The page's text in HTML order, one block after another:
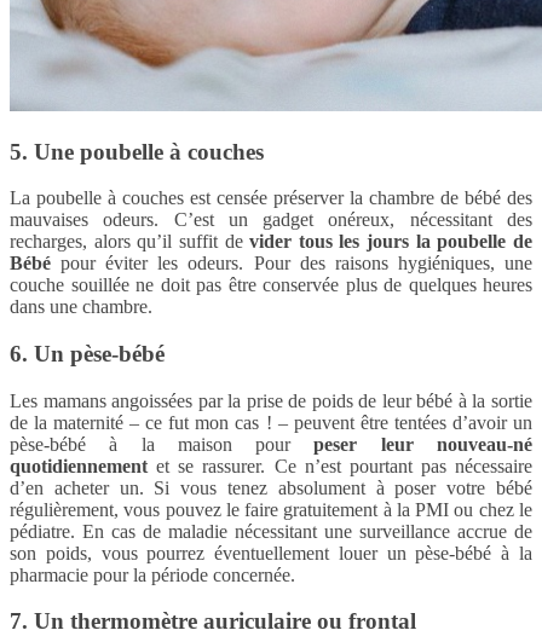
5. Une poubelle à couches
La poubelle à couches est censée préserver la chambre de bébé des
mauvaises odeurs. C’est un gadget onéreux, nécessitant des
recharges, alors qu’il suffit devider tous les jours la poubelle de
Bébé pour éviter les odeurs. Pour des raisons hygiéniques, une
couche souillée ne doit pas être conservée plus de quelques heures
dans une chambre.
6. Un pèse-bébé
Les mamans angoissées par la prise de poids de leur bébé à la sortie
de la maternité – ce fut mon cas ! – peuvent être tentées d’avoir un
pèse-bébé à la maison pourpeser leur nouveau-né
quotidiennement et se rassurer. Ce n’est pourtant pas nécessaire
d’en acheter un. Si vous tenez absolument à poser votre bébé
régulièrement, vous pouvez le faire gratuitement à la PMI ou chez le
pédiatre. En cas de maladie nécessitant une surveillance accrue de
son poids, vous pourrez éventuellement louer un pèse-bébé à la
pharmacie pour la période concernée.
7. Un thermomètre auriculaire ou frontal